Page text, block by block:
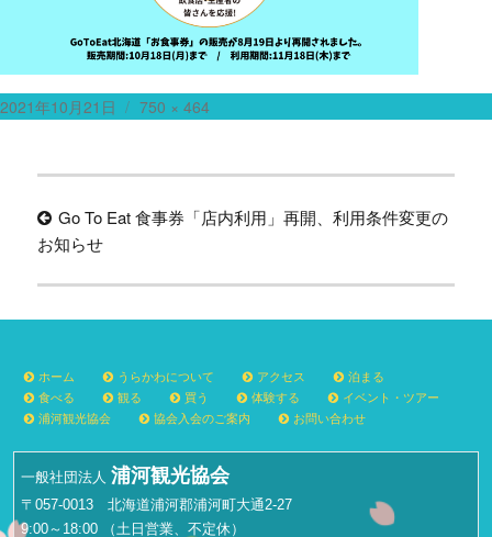
投
2021年10月21日
フ
ズ
750 × 464
稿
ナ
ビ
ー
シ
ョ
ン
Go To Eat 食事券「店内利用」再開、利用条件変更の
お知らせ
ホーム うらかわについて アクセス
泊まる
食べる
観る 買う 体験する
イベント・ツアー
浦河観光協会
協会入会のご案内 お問い合わせ
一般社団法人 浦河観光協会
〒057-0013 北海道浦河郡浦河町大通2-27
9:00～18:00 （土日営業、不定休）